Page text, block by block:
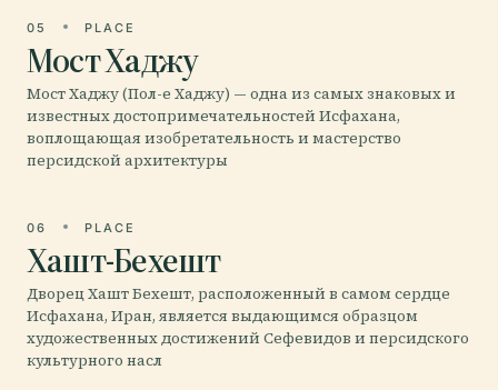
05 PLACE
Мост Хаджу
Мост Хаджу (Пол-е Хаджу) — одна из самых знаковых и
известных достопримечательностей Исфахана,
воплощающая изобретательность и мастерство
персидской архитектуры
06 PLACE
Хашт-Бехешт
Дворец Хашт Бехешт, расположенный в самом сердце
Исфахана, Иран, является выдающимся образцом
художественных достижений Сефевидов и персидского
культурного насл